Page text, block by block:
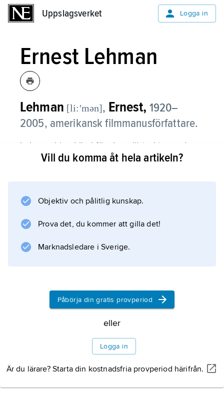
Uppslagsverket Logga in
Ernest Lehman
Lehman [li:ʹmən], Ernest, 1920–
2005, amerikansk filmmanusförfattare.
Lehman blev känd för sina välstrukturerade
thrillermanus åt Hitchcock, ”I sista minuten”
Music” (1965). Till hans bästa manus hör
rädd för Virginia Woolf?” (1966).
Vill du komma åt hela artikeln?
Objektiv och pålitlig kunskap.
Prova det, du kommer att gilla det!
Marknadsledare i Sverige.
Påbörja din gratis provperiod
eller
Logga in
Är du lärare? Starta din kostnadsfria provperiod härifrån.